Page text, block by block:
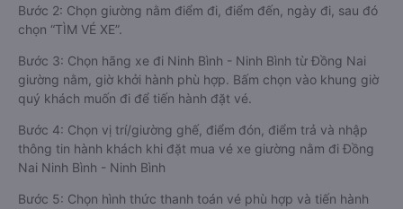
Bước 2: Chọn giường nằm điểm đi, điểm đến, ngày đi, sau đó
chọn “TÌM VÉ XE”.
Bước 3: Chọn hãng xe đi Ninh Bình - Ninh Bình từ Đồng Nai
giường nằm, giờ khởi hành phù hợp. Bấm chọn vào khung giờ
quý khách muốn đi để tiến hành đặt vé.
Bước 4: Chọn vị trí/giường ghế, điểm đón, điểm trả và nhập
thông tin hành khách khi đặt mua vé xe giường nằm đi Đồng
Nai Ninh Bình - Ninh Bình
Bước 5: Chọn hình thức thanh toán vé phù hợp và tiến hành